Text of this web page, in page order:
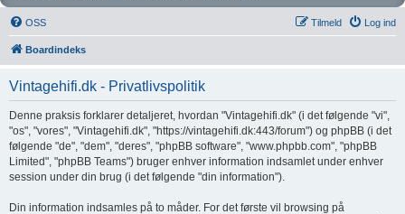
OSS Log ind
Tilmeld
Boardindeks
Vintagehifi.dk - Privatlivspolitik
Denne praksis forklarer detaljeret, hvordan "Vintagehifi.dk" (i det følgende "vi",
"os", "vores", "Vintagehifi.dk", "https://vintagehifi.dk:443/forum") og phpBB (i det
følgende "de", "dem", "deres", "phpBB software", "www.phpbb.com", "phpBB
Limited", "phpBB Teams") bruger enhver information indsamlet under enhver
session under din brug (i det følgende "din information").
Din information indsamles på to måder. For det første vil browsing på